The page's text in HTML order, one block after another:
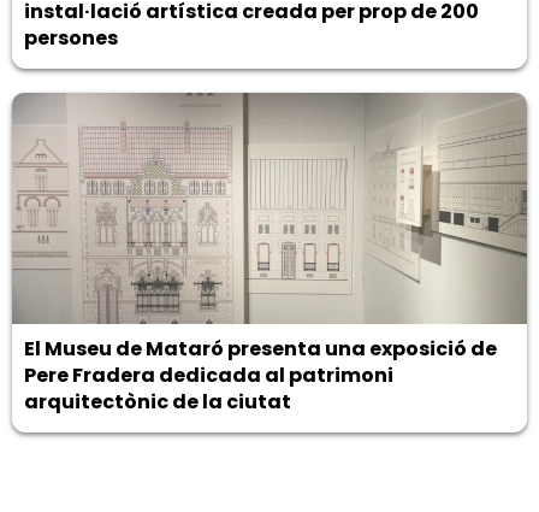
instal·lació artística creada per prop de 200
persones
El Museu de Mataró presenta una exposició de
Pere Fradera dedicada al patrimoni
arquitectònic de la ciutat